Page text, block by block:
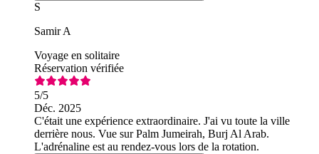
S
Samir A
Voyage en solitaire
Réservation vérifiée
5/5
Déc. 2025
C'était une expérience extraordinaire. J'ai vu toute la ville
derrière nous. Vue sur Palm Jumeirah, Burj Al Arab.
L'adrénaline est au rendez-vous lors de la rotation.